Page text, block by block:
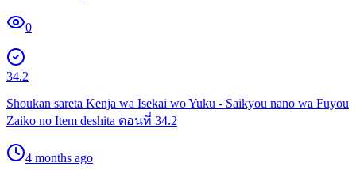
0
34.2
Shoukan sareta Kenja wa Isekai wo Yuku - Saikyou nano wa Fuyou
Zaiko no Item deshita ตอนที่ 34.2
4 months ago